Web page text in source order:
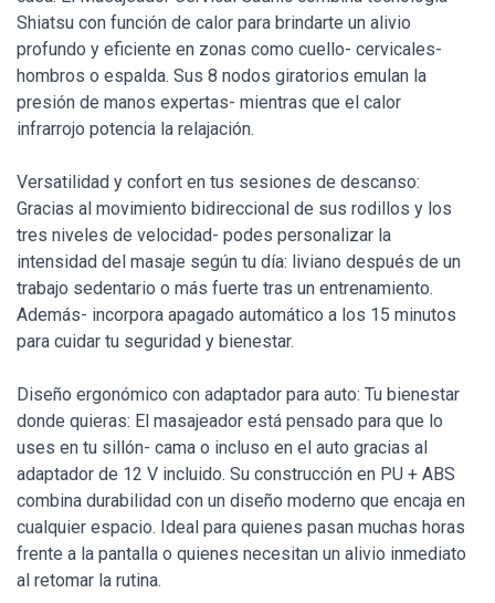
Shiatsu con función de calor para brindarte un alivio
profundo y eficiente en zonas como cuello- cervicales-
hombros o espalda. Sus 8 nodos giratorios emulan la
presión de manos expertas- mientras que el calor
infrarrojo potencia la relajación.
Versatilidad y confort en tus sesiones de descanso:
Gracias al movimiento bidireccional de sus rodillos y los
tres niveles de velocidad- podes personalizar la
intensidad del masaje según tu día: liviano después de un
trabajo sedentario o más fuerte tras un entrenamiento.
Además- incorpora apagado automático a los 15 minutos
para cuidar tu seguridad y bienestar.
Diseño ergonómico con adaptador para auto: Tu bienestar
donde quieras: El masajeador está pensado para que lo
uses en tu sillón- cama o incluso en el auto gracias al
adaptador de 12 V incluido. Su construcción en PU + ABS
combina durabilidad con un diseño moderno que encaja en
cualquier espacio. Ideal para quienes pasan muchas horas
frente a la pantalla o quienes necesitan un alivio inmediato
al retomar la rutina.